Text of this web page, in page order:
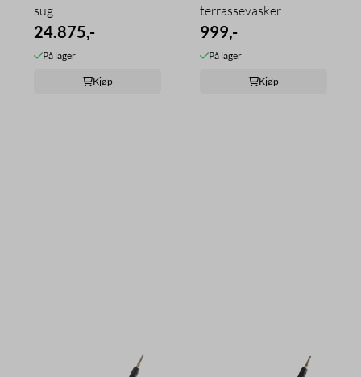
sug
24.875,-
På lager
Kjøp
terrassevasker
999,-
På lager
Kjøp